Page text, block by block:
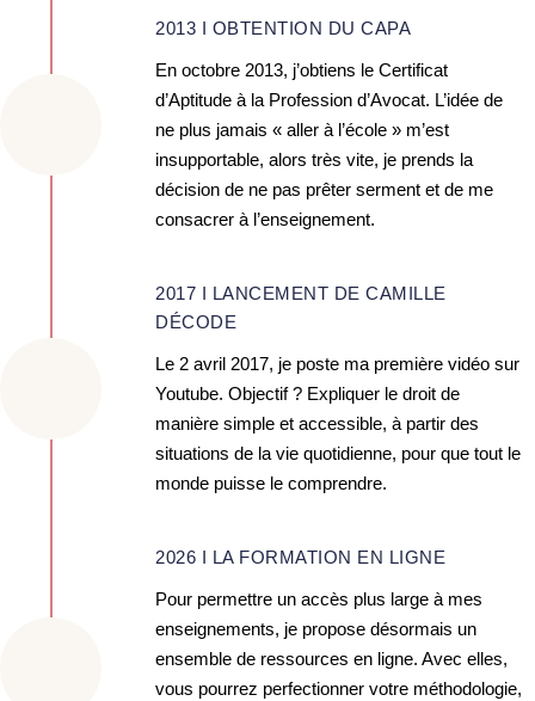
2013 I OBTENTION DU CAPA
En octobre 2013, j’obtiens le Certificat
d’Aptitude à la Profession d’Avocat. L’idée de
ne plus jamais « aller à l’école » m’est
insupportable, alors très vite, je prends la
décision de ne pas prêter serment et de me
consacrer à l’enseignement.
2017 I LANCEMENT DE CAMILLE
DÉCODE
Le 2 avril 2017, je poste ma première vidéo sur
Youtube. Objectif ? Expliquer le droit de
manière simple et accessible, à partir des
situations de la vie quotidienne, pour que tout le
monde puisse le comprendre.
2026 I LA FORMATION EN LIGNE
Pour permettre un accès plus large à mes
enseignements, je propose désormais un
ensemble de ressources en ligne. Avec elles,
vous pourrez perfectionner votre méthodologie,